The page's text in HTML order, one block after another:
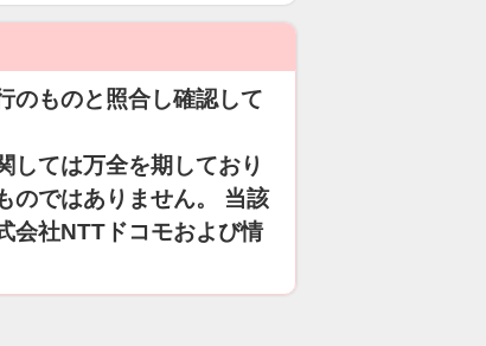
のものと照合し確認して
しては万全を期しており
のではありません。 当該
会社NTTドコモおよび情